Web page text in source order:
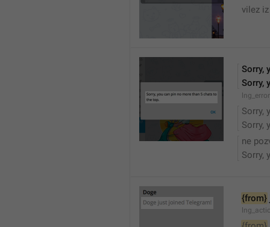
vilez
Sorry,
Sorry,
Sorry,
Sorry,
ne
Sorry,
{from}